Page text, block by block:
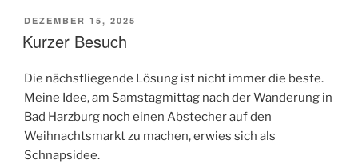
VERÖFFENTLICHT
AM
DEZEMBER 15, 2025
Kurzer Besuch
Die nächstliegende Lösung ist nicht immer die beste.
Meine Idee, am Samstagmittag nach der Wanderung in
Bad Harzburg noch einen Abstecher auf den
Weihnachtsmarkt zu machen, erwies sich als
Schnapsidee.